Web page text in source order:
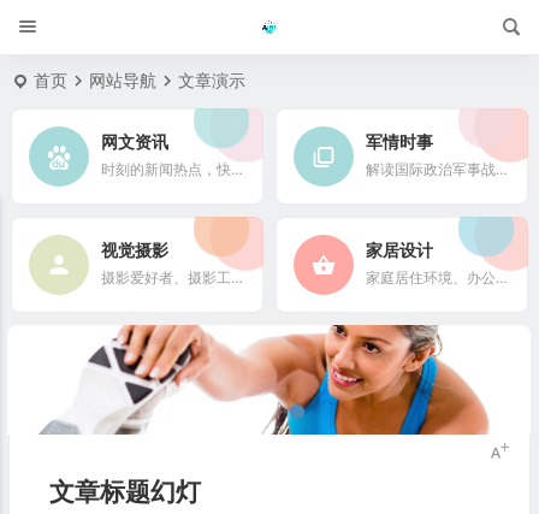
首页 网站导航 文章演示
网文资讯
时刻的新闻热点，快速了解它们的最新进展
军情时事
解读国际政治军事战略格局
视觉摄影
摄影爱好者、摄影工作者及摄影行业信息
家居设计
家庭居住环境、办公场所、公共空间陈设风格以设计搭配
文章标题幻灯